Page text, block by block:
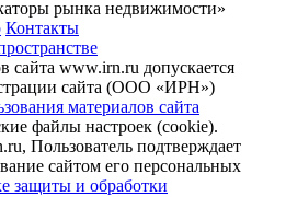
рынка недвижимости»
Контакты
сайта www.irn.ru допускается
сайта (ООО «ИРН»)
материалов сайта
файлы настроек (cookie).
Пользователь подтверждает
сайтом его персональных
защиты и обработки